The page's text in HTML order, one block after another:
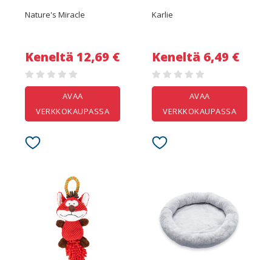
Nature's Miracle
Keneltä 12,69 €
AVAA
VERKKOKAUPASSA
Karlie
Keneltä 6,49 €
AVAA
VERKKOKAUPASSA